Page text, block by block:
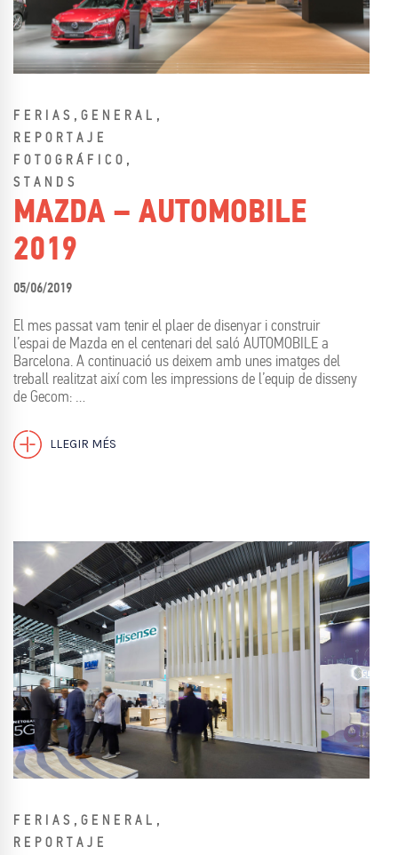
FERIAS , GENERAL ,
REPORTAJE
FOTOGRÁFICO ,
STANDS
MAZDA – AUTOMOBILE
2019
05/06/2019
El mes passat vam tenir el plaer de disenyar i construir
l’espai de Mazda en el centenari del saló AUTOMOBILE a
Barcelona. A continuació us deixem amb unes imatges del
treball realitzat així com les impressions de l’equip de disseny
de Gecom: …
LLEGIR MÉS
FERIAS , GENERAL ,
REPORTAJE